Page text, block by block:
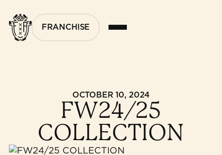
FRANCHISE
OCTOBER 10, 2024
FW24/25
COLLECTION